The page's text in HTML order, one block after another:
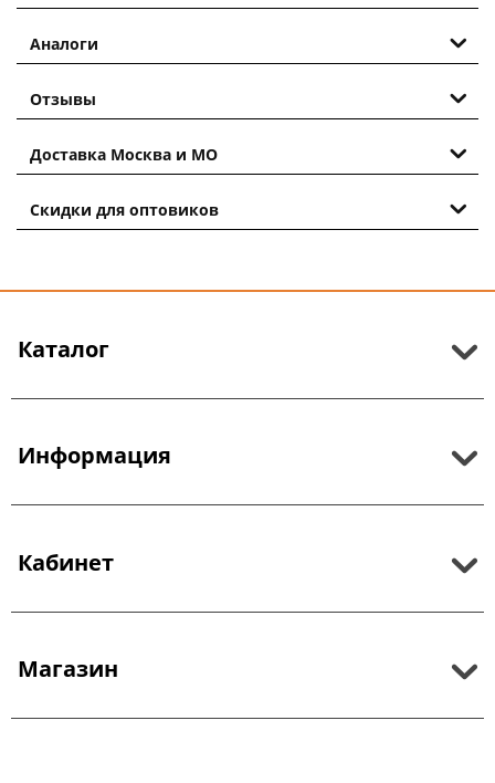
Аналоги
Отзывы
Доставка Москва и МО
Скидки для оптовиков
Каталог
Информация
Кабинет
Магазин